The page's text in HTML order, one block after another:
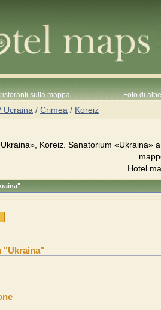
sulla mappa Foto di
Ucraina / Crimea / Koreiz
Koreiz. Sanatorium «Ukraina»
Hotel
"Ukraina"